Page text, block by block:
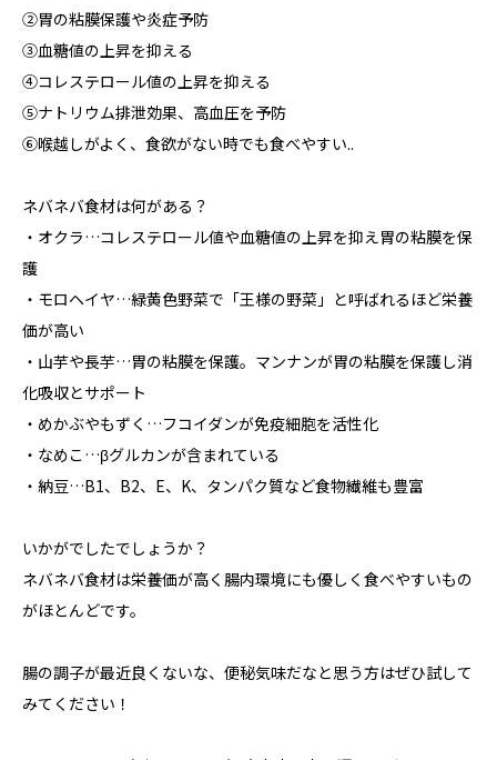
②胃の粘膜保護や炎症予防
③血糖値の上昇を抑える
④コレステロール値の上昇を抑える
⑤ナトリウム排泄効果、高血圧を予防
⑥喉越しがよく、食欲がない時でも食べやすい..
ネバネバ食材は何がある？
・オクラ…コレステロール値や血糖値の上昇を抑え胃の粘膜を保
護
・モロヘイヤ…緑黄色野菜で「王様の野菜」と呼ばれるほど栄養
価が高い
・山芋や長芋…胃の粘膜を保護。マンナンが胃の粘膜を保護し消
化吸収とサポート
・めかぶやもずく…フコイダンが免疫細胞を活性化
・なめこ…βグルカンが含まれている
・納豆…B1、B2、E、K、タンパク質など食物繊維も豊富
いかがでしたでしょうか？
ネバネバ食材は栄養価が高く腸内環境にも優しく食べやすいもの
がほとんどです。
腸の調子が最近良くないな、便秘気味だなと思う方はぜひ試して
みてください！